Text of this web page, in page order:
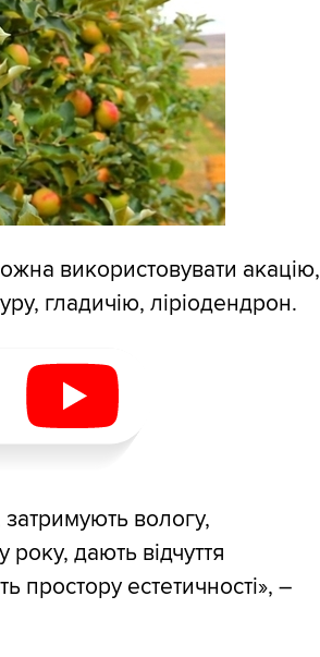
використовувати акацію,
гладичію, ліріодендрон.
вологу,
дають відчуття
простору естетичності», –